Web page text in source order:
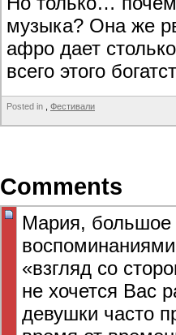
музыка? Она же
афро дает
всего этого
Posted in Фестивали
Comments
Мария, большое
«взгляд со
не хочется Вас
девушки часто